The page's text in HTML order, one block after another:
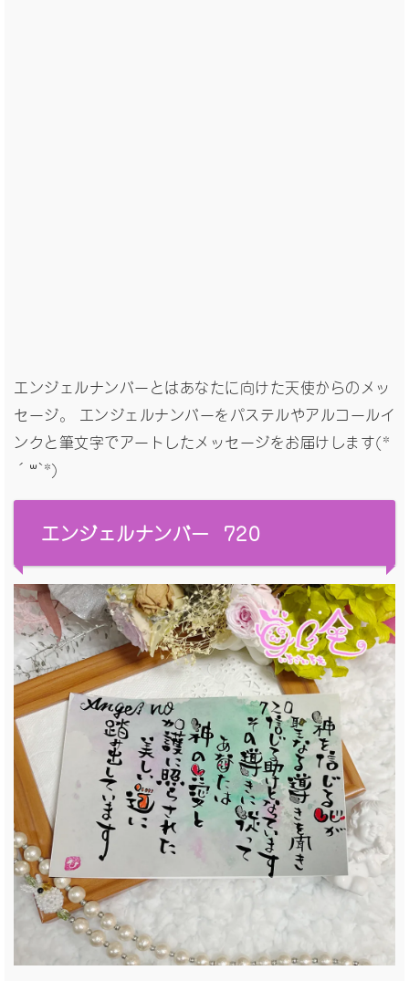
エンジェルナンバーとはあなたに向けた天使からのメッ
セージ。 エンジェルナンバーをパステルやアルコールイ
ンクと筆文字でアートしたメッセージをお届けします(*
´꒳`*)
エンジェルナンバー 720